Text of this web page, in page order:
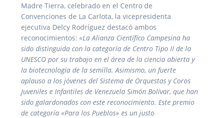
Madre Tierra, celebrado en el Centro de
Convenciones de La Carlota, la vicepresidenta
ejecutiva Delcy Rodríguez destacó ambos
reconocimientos: «La Alianza Científico Campesina ha
sido distinguida con la categoría de Centro Tipo II de la
UNESCO por su trabajo en el área de la ciencia abierta y
la biotecnología de la semilla. Asimismo, un fuerte
aplauso a los jóvenes del Sistema de Orquestas y Coros
Juveniles e Infantiles de Venezuela Simón Bolívar, que han
sido galardonados con este reconocimiento. Este premio
de categoría «Para los Pueblos» es un justo